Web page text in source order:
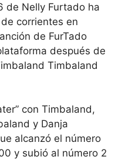
de Nelly Furtado ha
corrientes en
de FurTado
después de
Timbaland
con Timbaland,
y Danja
alcanzó el número
y subió al número 2